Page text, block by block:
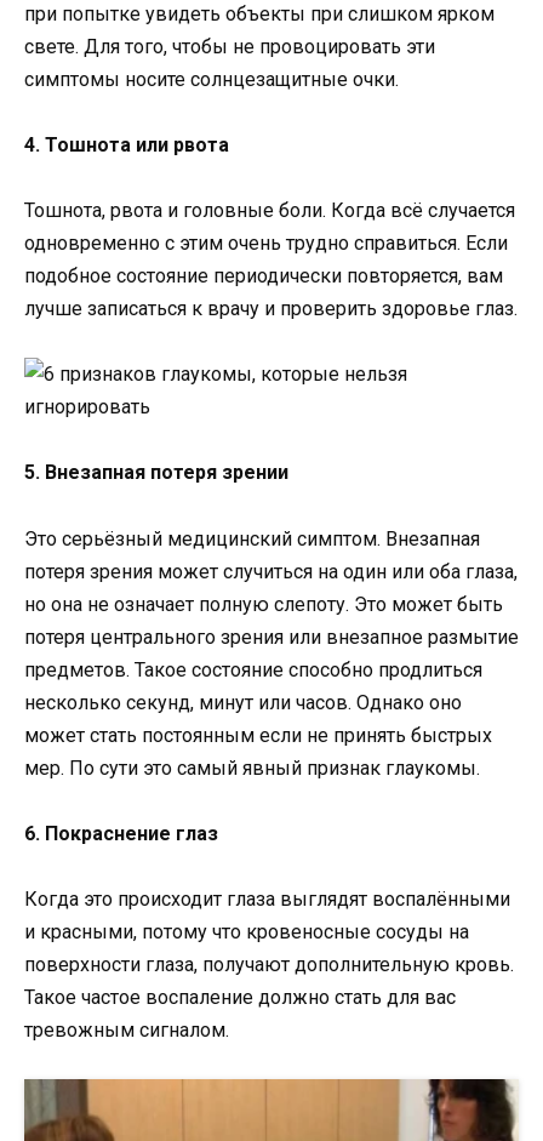
при попытке увидеть объекты при слишком ярком
свете. Для того, чтобы не провоцировать эти
симптомы носите солнцезащитные очки.
4. Тошнота или рвота
Тошнота, рвота и головные боли. Когда всё случается
одновременно с этим очень трудно справиться. Если
подобное состояние периодически повторяется, вам
лучше записаться к врачу и проверить здоровье глаз.
5. Внезапная потеря зрении
Это серьёзный медицинский симптом. Внезапная
потеря зрения может случиться на один или оба глаза,
но она не означает полную слепоту. Это может быть
потеря центрального зрения или внезапное размытие
предметов. Такое состояние способно продлиться
несколько секунд, минут или часов. Однако оно
может стать постоянным если не принять быстрых
мер. По сути это самый явный признак глаукомы.
6. Покраснение глаз
Когда это происходит глаза выглядят воспалёнными
и красными, потому что кровеносные сосуды на
поверхности глаза, получают дополнительную кровь.
Такое частое воспаление должно стать для вас
тревожным сигналом.